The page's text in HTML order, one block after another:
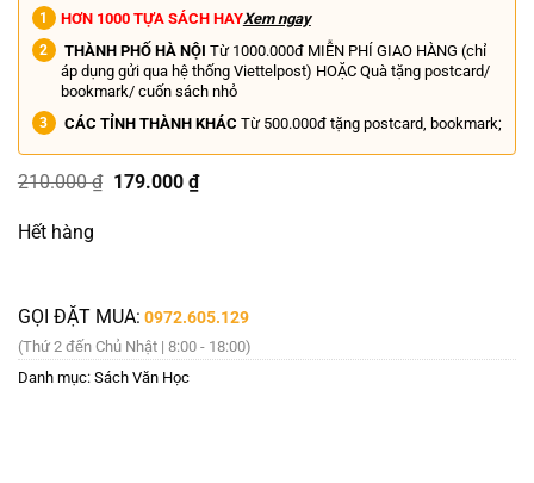
HƠN 1000 TỰA SÁCH HAYXem ngay
THÀNH PHỐ HÀ NỘI Từ 1000.000đ MIỄN PHÍ GIAO HÀNG (chỉ
áp dụng gửi qua hệ thống Viettelpost) HOẶC Quà tặng postcard/
bookmark/ cuốn sách nhỏ
CÁC TỈNH THÀNH KHÁC Từ 500.000đ tặng postcard, bookmark;
210.000₫ Giá
179.000 ₫Giá
Hết hàng
GỌI ĐẶT MUA: 0972.605.129
(Thứ 2 đến Chủ Nhật | 8:00 - 18:00)
Danh mục: Sách Văn Học